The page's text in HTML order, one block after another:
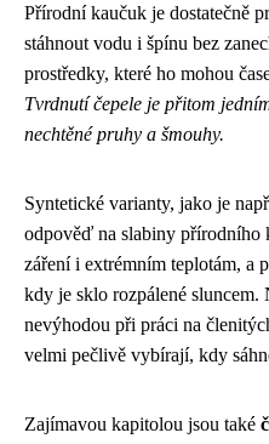
Přírodní kaučuk je dostatečně
stáhnout vodu i špínu bez
prostředky, které ho mohou
Tvrdnutí čepele je přitom
nechtěné pruhy a šmouhy.
Syntetické varianty, jako je
odpověď na slabiny
záření i extrémním teplotám, a
kdy je sklo rozpálené sluncem.
nevýhodou při práci na
velmi pečlivě vybírají, kdy
Zajímavou kapitolou jsou také